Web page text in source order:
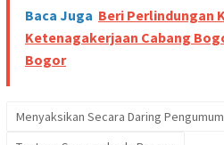
Baca Juga Beri Perlindungan
Ketenagakerjaan Cabang
Bogor
Menyaksikan Secara Daring